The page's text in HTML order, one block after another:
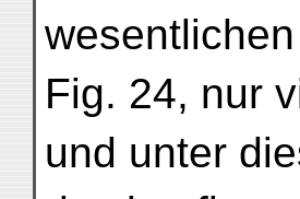
Fig. 24, nur
und unter